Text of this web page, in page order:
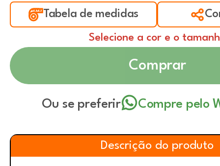
Tabela de medidas
Selecione a cor e o
Comprar
Ou se preferir Compre pelo
Descrição do produto